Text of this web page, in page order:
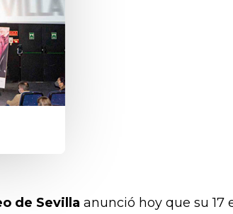
de Sevilla anunció hoy que su 17